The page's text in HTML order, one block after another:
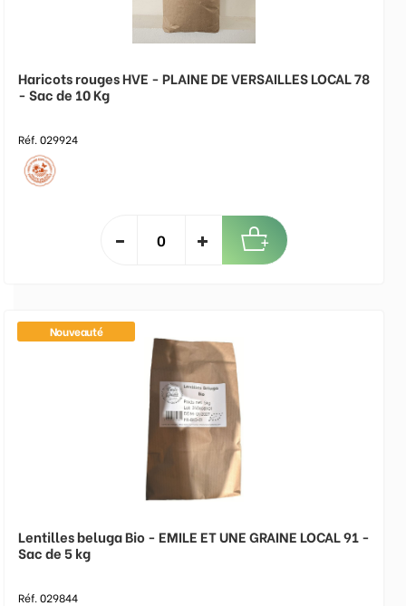
Haricots rouges HVE - PLAINE DE VERSAILLES LOCAL 78
- Sac de 10 Kg
Réf. 029924
Nouveauté
Lentilles beluga Bio - EMILE ET UNE GRAINE LOCAL 91 -
Sac de 5 kg
Réf. 029844